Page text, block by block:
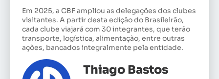
Em 2025, a CBF ampliou as delegações dos clubes
visitantes. A partir desta edição do Brasileirão,
cada clube viajará com 30 integrantes, que terão
transporte, logística, alimentação, entre outras
ações, bancados integralmente pela entidade.
Thiago Bastos